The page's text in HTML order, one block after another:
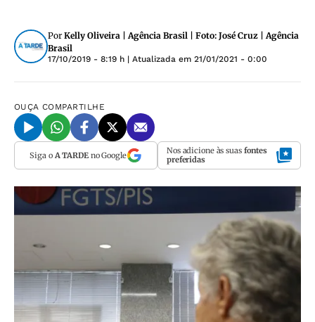
Por Kelly Oliveira | Agência Brasil | Foto: José Cruz | Agência
Brasil
17/10/2019 - 8:19 h | Atualizada em 21/01/2021 - 0:00
OUÇA COMPARTILHE
Siga o A TARDEno Google Nos adicione às suas fontes
preferidas